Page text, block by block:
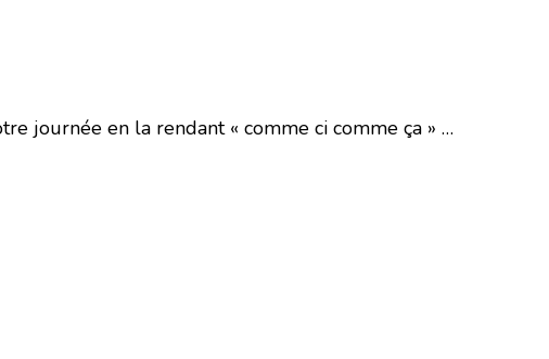
journée en la rendant « comme ci comme ça » …